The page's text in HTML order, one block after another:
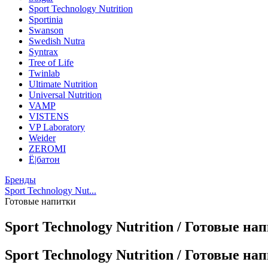
Sport Technology Nutrition
Sportinia
Swanson
Swedish Nutra
Syntrax
Tree of Life
Twinlab
Ultimate Nutrition
Universal Nutrition
VAMP
VISTENS
VP Laboratory
Weider
ZEROMI
Ё|батон
Бренды
Sport Technology Nut...
Готовые напитки
Sport Technology Nutrition / Готовые
Sport Technology Nutrition / Готовые